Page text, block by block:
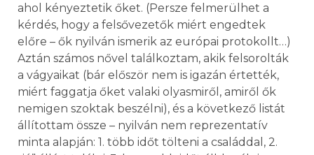
ahol kényeztetik őket. (Persze felmerülhet a
kérdés, hogy a felsővezetők miért engedtek
előre – ők nyilván ismerik az európai protokollt…)
Aztán számos nővel találkoztam, akik felsorolták
a vágyaikat (bár először nem is igazán értették,
miért faggatja őket valaki olyasmiről, amiről ők
nemigen szoktak beszélni), és a következő listát
állítottam össze – nyilván nem reprezentatív
minta alapján: 1. több időt tölteni a családdal, 2.